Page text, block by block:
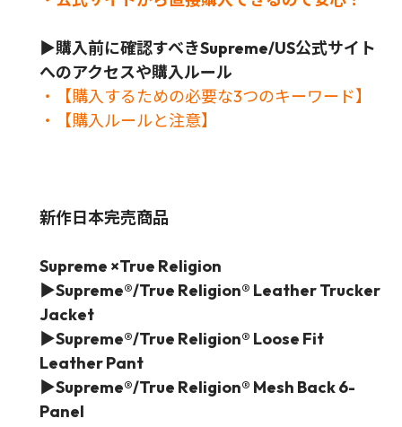
▶購入前に確認すべきSupreme/US公式サイト
へのアクセスや購入ルール
・【購入するための必要な3つのキーワード】
・【購入ルールと注意】
新作日本完売商品
Supreme ×True Religion
▶Supreme®/True Religion® Leather Trucker
Jacket
▶Supreme®/True Religion® Loose Fit
Leather Pant
▶Supreme®/True Religion® Mesh Back 6-
Panel